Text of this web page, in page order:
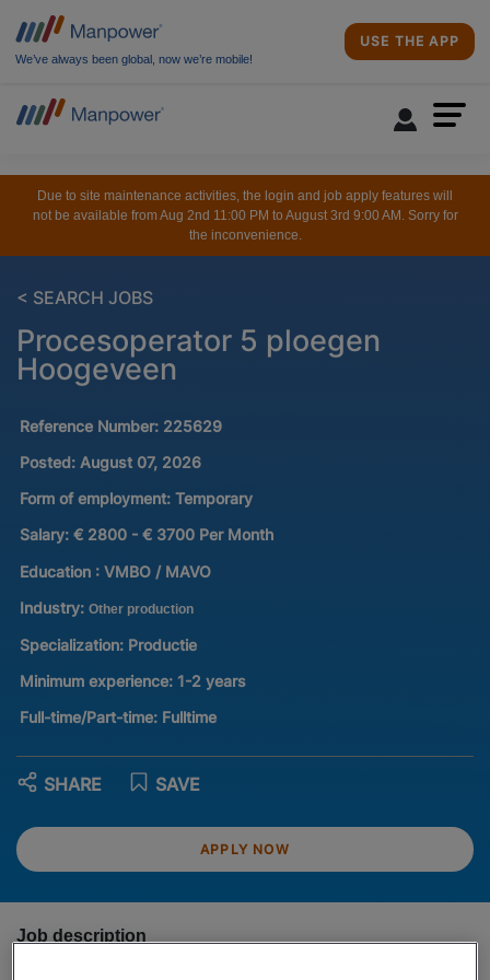
We’ve always been global, now we’re mobile!
USE THE APP
Due to site maintenance activities, the login and job apply features will
not be available from Aug 2nd 11:00 PM to August 3rd 9:00 AM. Sorry for
the inconvenience.
< SEARCH JOBS
Procesoperator 5 ploegen
Hoogeveen
Reference Number: 225629
Posted: August 07, 2026
Form of employment: Temporary
Salary: € 2800 - € 3700 Per Month
Education : VMBO / MAVO
Industry: Other production
Specialization: Productie
Minimum experience: 1-2 years
Full-time/Part-time: Fulltime
APPLY NOW
SAVE
SHARE
Job description